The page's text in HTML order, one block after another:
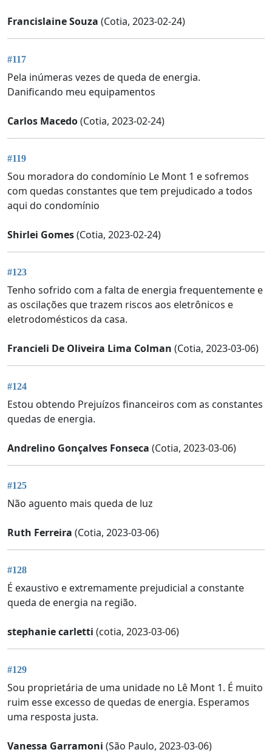
Francislaine Souza (Cotia, 2023-02-24)
#117
Pela inúmeras vezes de queda de energia.
Danificando meu equipamentos
Carlos Macedo(Cotia, 2023-02-24)
#119
Sou moradora do condomínio Le Mont 1 e sofremos
com quedas constantes que tem prejudicado a todos
aqui do condomínio
Shirlei Gomes(Cotia, 2023-02-24)
#123
Tenho sofrido com a falta de energia frequentemente e
as oscilações que trazem riscos aos eletrônicos e
eletrodomésticos da casa.
Francieli De Oliveira Lima Colman (Cotia, 2023-03-06)
#124
Estou obtendo Prejuízos financeiros com as constantes
quedas de energia.
Andrelino Gonçalves Fonseca (Cotia, 2023-03-06)
#125
Não aguento mais queda de luz
Ruth Ferreira (Cotia, 2023-03-06)
#128
É exaustivo e extremamente prejudicial a constante
queda de energia na região.
stephanie carletti (cotia, 2023-03-06)
#129
Sou proprietária de uma unidade no Lê Mont 1. É muito
ruim esse excesso de quedas de energia. Esperamos
uma resposta justa.
Vanessa Garramoni (São Paulo, 2023-03-06)